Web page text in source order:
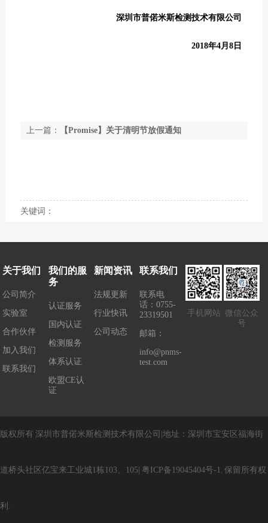
深圳市普偌米斯检测技术有限公司
2018年4月8日
上一篇：
【Promise】关于清明节放假通知
关键词：
关于我们
公司简介
实验室
合作伙伴
加入我们
联系我们
我们的服
务
认证服务
国内认证
检测服务
体系认证
欧盟CE认
证
新闻资讯
法规更新
行业快讯
公司动态
联系我们
联系电
话：0755-
23319501
邮箱：
info@pnms-
test.com
手机网站 微信公众
号
版权所有 深圳市普偌米斯检测技术有限公司 地址： 深圳市宝安区福海街
道桥头社区亿宝来工业城1栋103、105 粤 ICP备 19045404号-1. 保留所有权
利 .